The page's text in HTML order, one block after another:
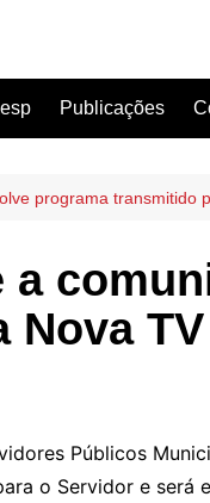
Publicações
programa transmitido
a
TV
Públicos
o Servidor e será